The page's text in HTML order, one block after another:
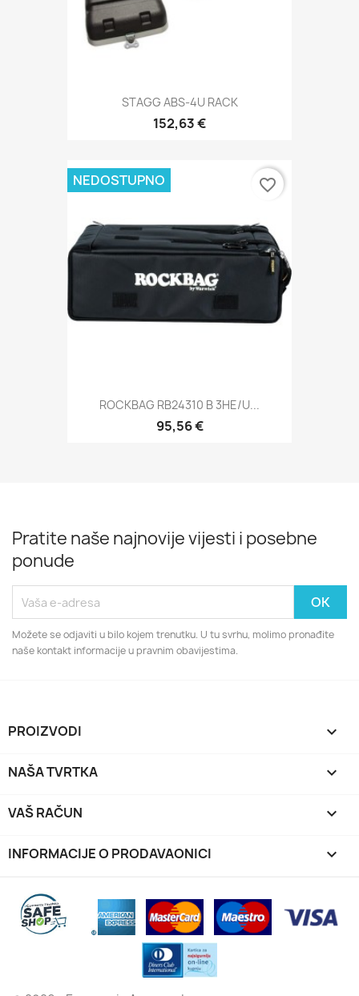
STAGG ABS-4U RACK
152,63 €
ROCKBAG RB24310 B 3HE/U...
95,56 €
NEDOSTUPNO favorite_border
Pratite naše najnovije vijesti i posebne
ponude
Možete se odjaviti u bilo kojem trenutku. U tu svrhu, molimo pronađite
naše kontakt informacije u pravnim obavijestima.
PROIZVODI 
NAŠA TVRTKA 
VAŠ RAČUN 
INFORMACIJE O PRODAVAONICI keyboard_arrow_down